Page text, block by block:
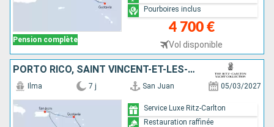
Pension complète
4 700 €
Vol disponible
Pourboires inclus
PORTO RICO, SAINT VINCENT-ET-LES-GRENADINES, MARTINIQUE, GUADELOUPE, FRANCE
Ilma 7 j San Juan 05/03/2027
Service Luxe Ritz-Carlton
Restauration raffinée